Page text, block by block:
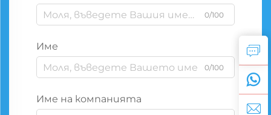
0/100
Име
0/100
Име на компанията